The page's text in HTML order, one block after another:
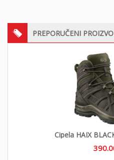
PREPORUČENI
Cipela HAIX